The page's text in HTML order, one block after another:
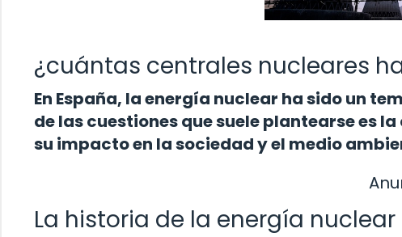
¿cuántas centrales nucleares
En España, la energía nuclear ha sido un
de las cuestiones que suele plantearse es
su impacto en la sociedad y el medio
La historia de la energía nuclear